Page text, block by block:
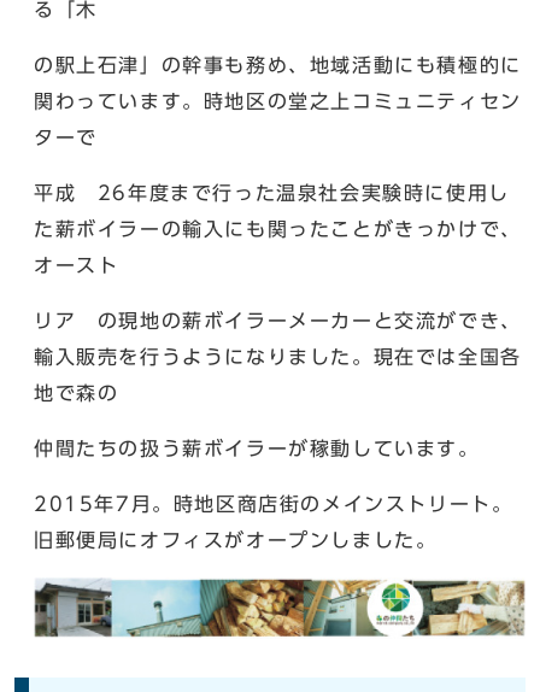
る「木
の駅上石津」の幹事も務め、地域活動にも積極的に
関わっています。時地区の堂之上コミュニティセン
ターで
平成 26年度まで行った温泉社会実験時に使用し
た薪ボイラーの輸入にも関ったことがきっかけで、
オースト
リア の現地の薪ボイラーメーカーと交流ができ、
輸入販売を行うようになりました。現在では全国各
地で森の
仲間たちの扱う薪ボイラーが稼動しています。
2015年7月。時地区商店街のメインストリート。
旧郵便局にオフィスがオープンしました。